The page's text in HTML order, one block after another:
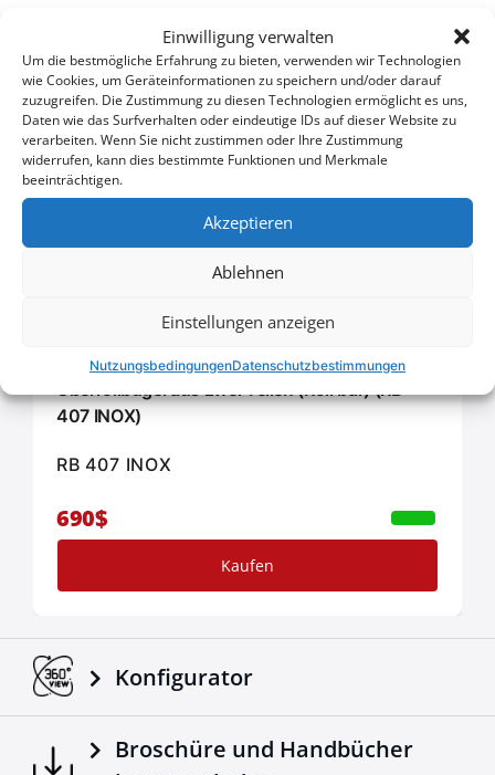
Einwilligung verwalten
Um die bestmögliche Erfahrung zu bieten, verwenden wir Technologien
wie Cookies, um Geräteinformationen zu speichern und/oder darauf
zuzugreifen. Die Zustimmung zu diesen Technologien ermöglicht es uns,
Daten wie das Surfverhalten oder eindeutige IDs auf dieser Website zu
verarbeiten. Wenn Sie nicht zustimmen oder Ihre Zustimmung
widerrufen, kann dies bestimmte Funktionen und Merkmale
beeinträchtigen.
Akzeptieren
Ablehnen
Einstellungen anzeigen
NutzungsbedingungenDatenschutzbestimmungen
Verwandeln Sie Ihren Truck mit dem sportlichen
Rollbügel von Tessera4x4 – ein Ausdruck von Stärke,
Sicherheit und Raffinesse für Ihren 4x4.
Du hast kürzlich gesehen
Mazda B2500-2600 1998->2006
Überrollbügel aus zwei Teilen (Roll bar) (RB
407 INOX)
RB 407 INOX
690$
Kaufen
Konfigurator
Broschüre und Handbücher